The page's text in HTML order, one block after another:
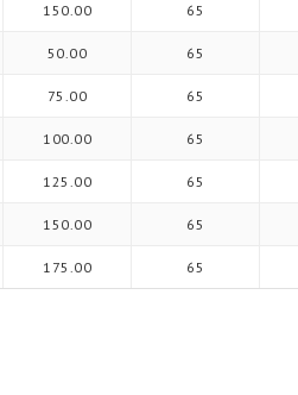
150.00 65
50.00 65
75.00 65
100.00 65
125.00 65
150.00 65
175.00 65